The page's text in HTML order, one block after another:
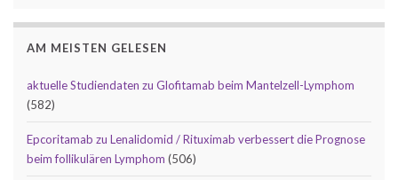
AM MEISTEN GELESEN
aktuelle Studiendaten zu Glofitamab beim Mantelzell-Lymphom
(582)
Epcoritamab zu Lenalidomid / Rituximab verbessert die Prognose
beim follikulären Lymphom (506)